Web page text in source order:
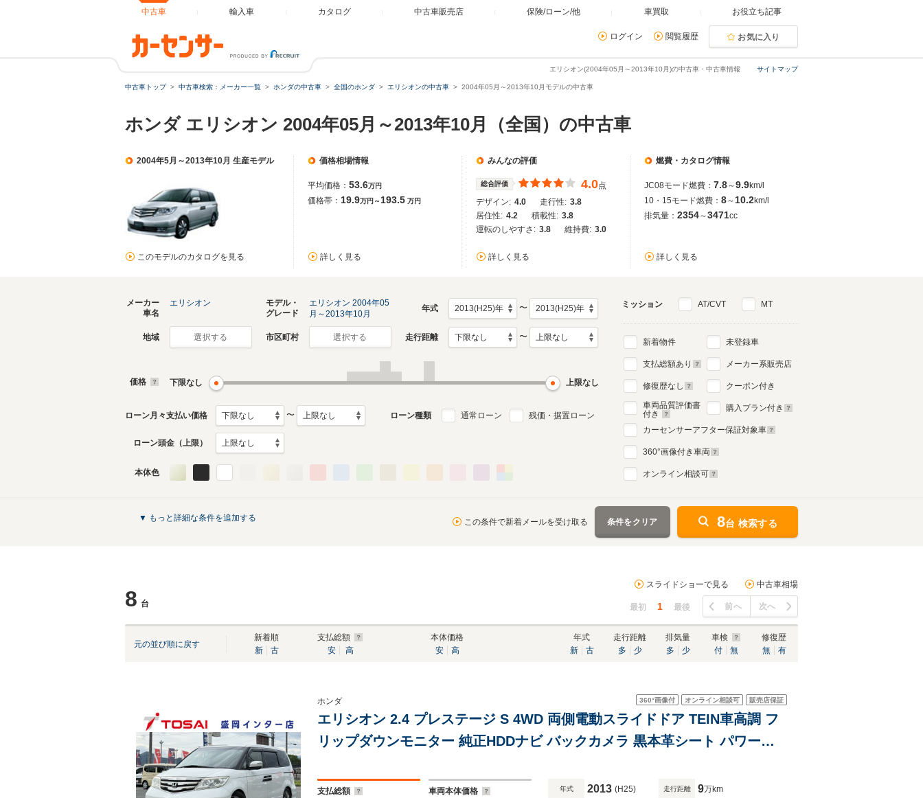
中古車 輸入車 カタログ 中古車販売店 保険/ローン/他 車買取 お役立ち記事
ログイン 閲覧履歴 お気に入り
サイトマップ
エリシオン(2004年05月～2013年10月)の中古車・中古車情報
中古車トップ 中古車検索：メーカー一覧 ホンダの中古車 全国のホンダ エリシオンの中古車 2004年05月～2013年10月モデルの中古車
ホンダ エリシオン 2004年05月～2013年10月（全国）の中古車
2004年5月～2013年10月 生産モデル
このモデルのカタログを見る
価格相場情報
平均価格： 53.6万円
価格帯： 19.9万円～193.5 万円
詳しく見る
みんなの評価
総合評価 4.0点
デザイン: 4.0 走行性: 3.8
居住性: 4.2 積載性: 3.8
運転のしやすさ: 3.8 維持費: 3.0
詳しく見る
燃費・カタログ情報
JC08モード燃費： 7.8～9.9km/l
10・15モード燃費： 8～ 10.2km/l
排気量： 2354～3471cc
詳しく見る
メーカー
車名
エリシオン
モデル・
グレード
エリシオン 2004年05
月～2013年10月
年式 〜
地域 選択する 市区町村 選択する 走行距離 〜
価格 下限なし 上限なし
ローン月々支払い価格 〜 ローン種類 通常ローン 残価・据置ローン
ローン頭金（上限）
本体色
ミッション AT/CVT MT
新着物件
支払総額あり
修復歴なし
車両品質評価書
付き
未登録車
メーカー系販売店
クーポン付き
購入プラン付き
カーセンサーアフター保証対象車
360°画像付き車両
オンライン相談可
▼ もっと詳細な条件を追加する この条件で新着メールを受け取る 条件をクリア 8台 検索する
8 台
スライドショーで見る 中古車相場
最初 1 最後 前へ 次へ
元の並び順に戻す
新着順
新
古
支払総額
安
高
本体価格
安
高
年式
新
古
走行距離
多
少
排気量
多
少
車検
付
無
修復歴
無
有
360°画像付 オンライン相談可 販売店保証
ホンダ
エリシオン 2.4 プレステージ S 4WD 両側電動スライドドア TEIN車高調 フ
リップダウンモニター 純正HDDナビ バックカメラ 黒本革シート パワーシ
ETC
支払総額 車両本体価格 年式 2013 (H25) 走行距離 9万km